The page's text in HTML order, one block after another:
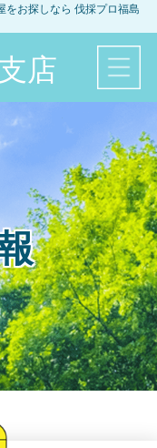
をお探しなら 伐採プロ福島
店